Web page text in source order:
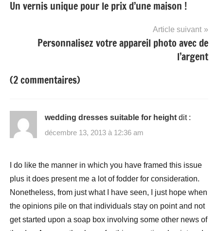
de
Un vernis unique pour le prix d’une maison !
Article suivant
Personnalisez votre appareil photo avec de
l’argent
(2 commentaires)
wedding dresses suitable for height dit :
décembre 13, 2013 à 12:36 am
I do like the manner in which you have framed this issue
plus it does present me a lot of fodder for consideration.
Nonetheless, from just what I have seen, I just hope when
the opinions pile on that individuals stay on point and not
get started upon a soap box involving some other news of